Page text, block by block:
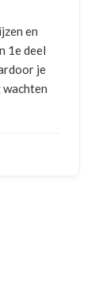
en
1e deel
je